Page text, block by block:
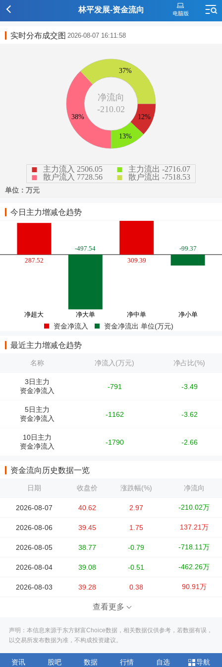
林平发展-资金流向
实时分布成交图 2026-08-07 16:11:58
今日主力增减仓趋势
资金净流入 资金净流出 单位(万元)
最近主力增减仓趋势
名称 净流入(万元) 净占比(%)
3日主力
资金净流入
-791 -3.49
5日主力
资金净流入
-1162 -3.62
10日主力
资金净流入
-1790 -2.66
资金流向历史数据一览
日期 收盘价 涨跌幅(%) 净流向
2026-08-07 40.62 2.97 -210.02万
2026-08-06 39.45 1.75 137.21万
2026-08-05 38.77 -0.79 -718.11万
2026-08-04 39.08 -0.51 -462.26万
2026-08-03 39.28 0.38 90.91万
查看更多
声明：本信息来源于东方财富Choice数据，相关数据仅供参考，若数据有误，
以交易所发布数据为准，不构成投资建议。
资讯 股吧 数据 行情 自选 导航